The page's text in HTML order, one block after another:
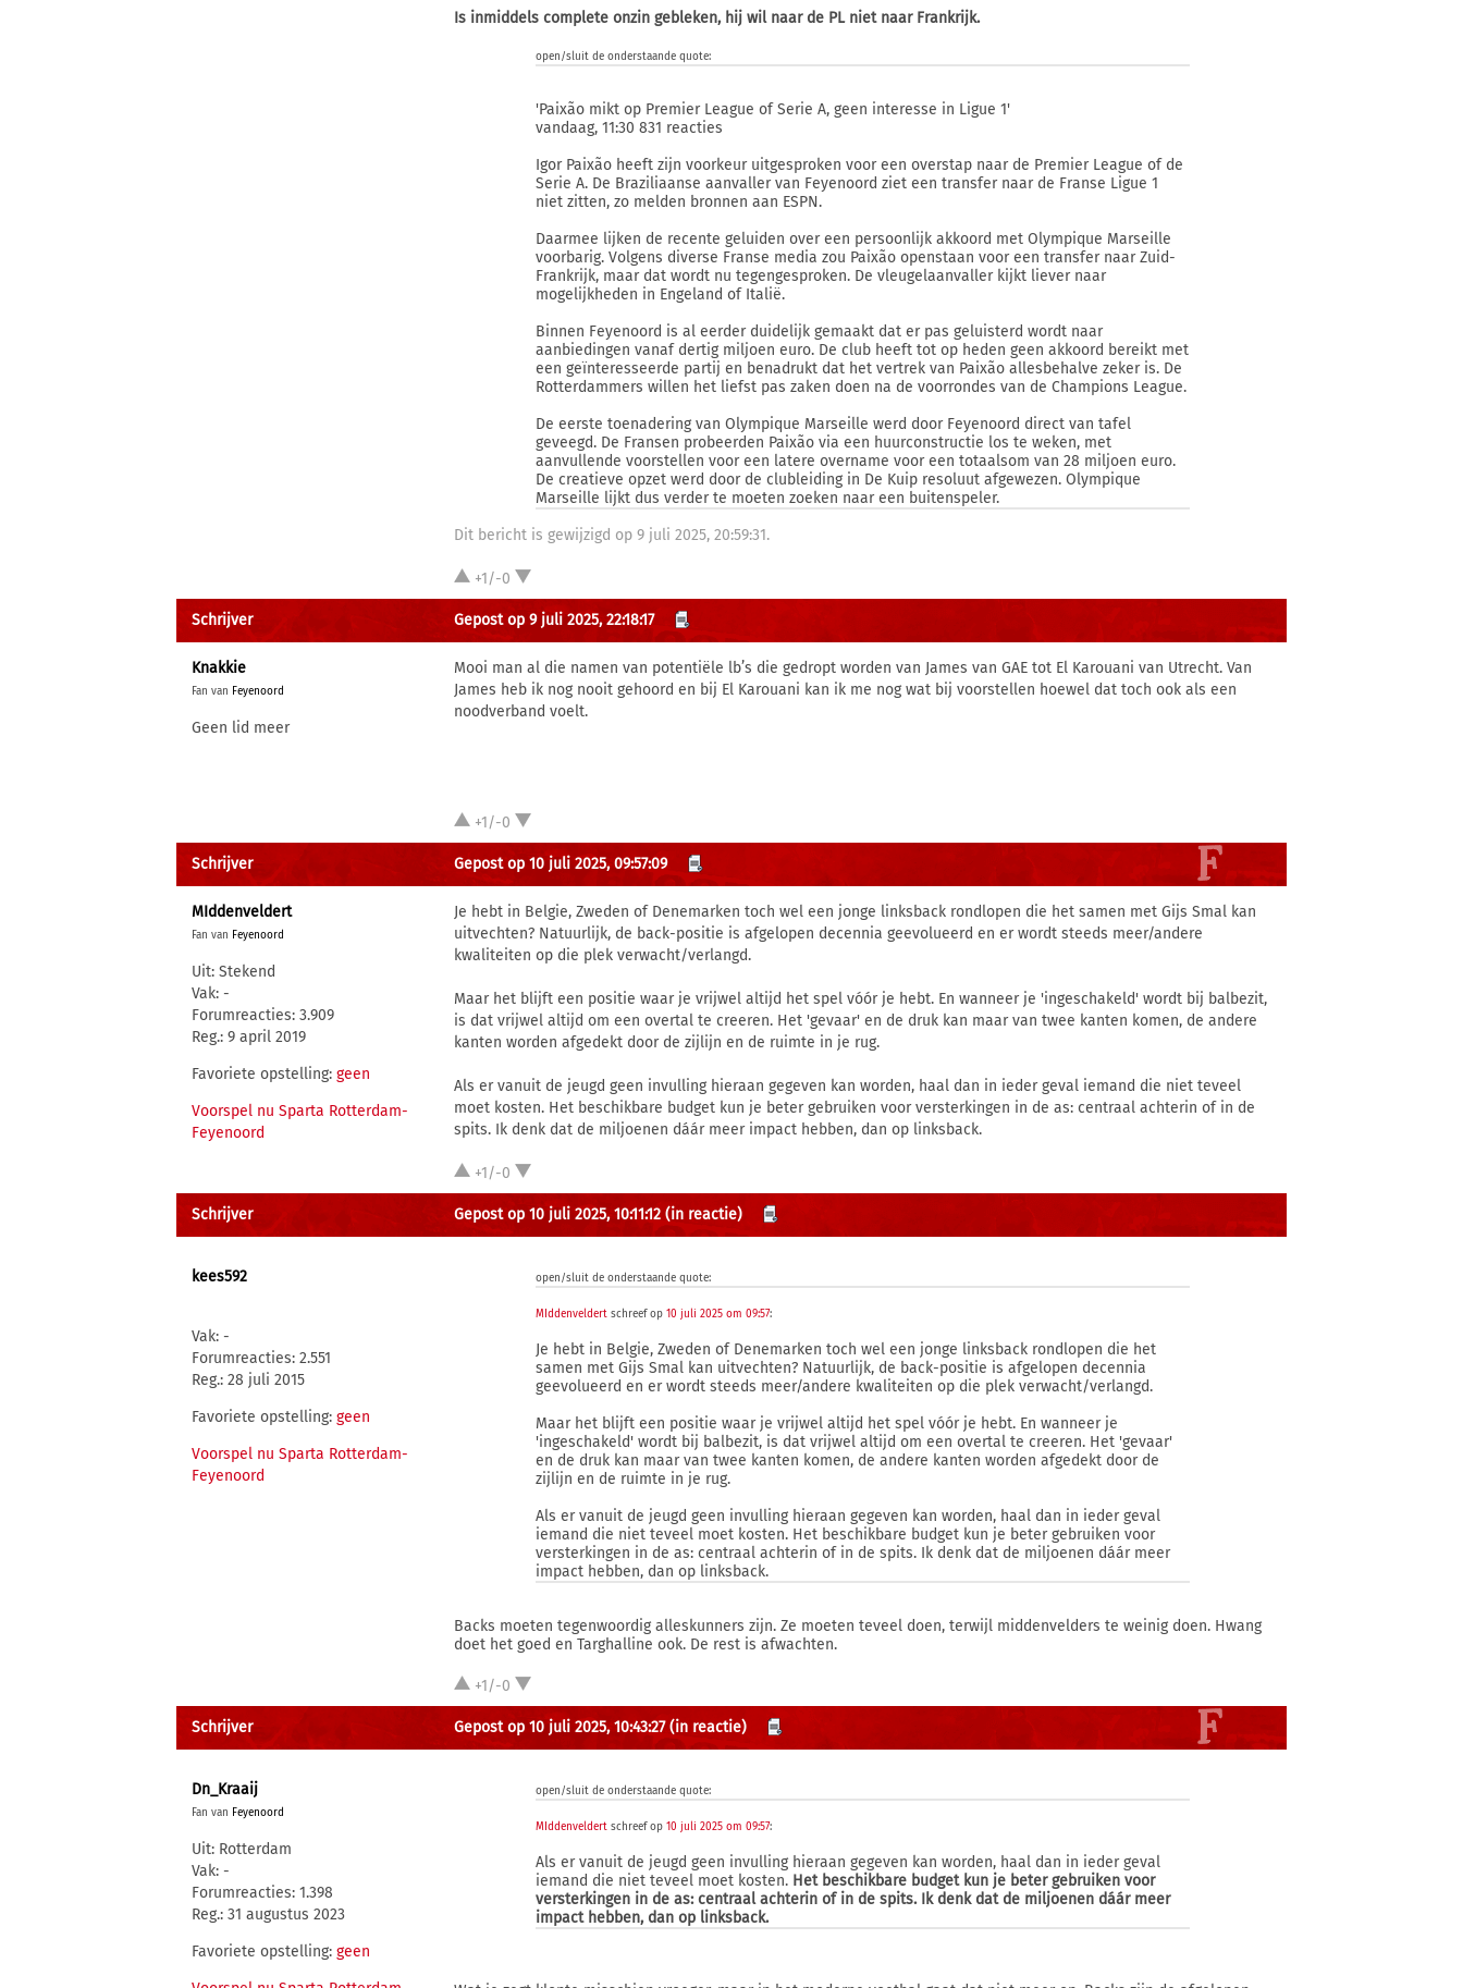
Is inmiddels complete onzin gebleken, hij wil naar de PL niet naar Frankrijk.
open/sluit de onderstaande quote:
'Paixão mikt op Premier League of Serie A, geen interesse in Ligue 1'
vandaag, 11:30 831 reacties
Igor Paixão heeft zijn voorkeur uitgesproken voor een overstap naar de Premier League of de
Serie A. De Braziliaanse aanvaller van Feyenoord ziet een transfer naar de Franse Ligue 1
niet zitten, zo melden bronnen aan ESPN.
Daarmee lijken de recente geluiden over een persoonlijk akkoord met Olympique Marseille
voorbarig. Volgens diverse Franse media zou Paixão openstaan voor een transfer naar Zuid-
Frankrijk, maar dat wordt nu tegengesproken. De vleugelaanvaller kijkt liever naar
mogelijkheden in Engeland of Italië.
Binnen Feyenoord is al eerder duidelijk gemaakt dat er pas geluisterd wordt naar
aanbiedingen vanaf dertig miljoen euro. De club heeft tot op heden geen akkoord bereikt met
een geïnteresseerde partij en benadrukt dat het vertrek van Paixão allesbehalve zeker is. De
Rotterdammers willen het liefst pas zaken doen na de voorrondes van de Champions League.
De eerste toenadering van Olympique Marseille werd door Feyenoord direct van tafel
geveegd. De Fransen probeerden Paixão via een huurconstructie los te weken, met
aanvullende voorstellen voor een latere overname voor een totaalsom van 28 miljoen euro.
De creatieve opzet werd door de clubleiding in De Kuip resoluut afgewezen. Olympique
Marseille lijkt dus verder te moeten zoeken naar een buitenspeler.
Dit bericht is gewijzigd op 9 juli 2025, 20:59:31.
+1/-0
Schrijver Gepost op 9 juli 2025, 22:18:17
Knakkie
Fan van Feyenoord
Geen lid meer
Mooi man al die namen van potentiële lb’s die gedropt worden van James van GAE tot El Karouani van Utrecht. Van
James heb ik nog nooit gehoord en bij El Karouani kan ik me nog wat bij voorstellen hoewel dat toch ook als een
noodverband voelt.
+1/-0
Schrijver Gepost op 10 juli 2025, 09:57:09
MIddenveldert
Fan van Feyenoord
Uit: Stekend
Vak: -
Forumreacties: 3.909
Reg.: 9 april 2019
Favoriete opstelling: geen
Voorspel nu Sparta Rotterdam-
Feyenoord
Je hebt in Belgie, Zweden of Denemarken toch wel een jonge linksback rondlopen die het samen met Gijs Smal kan
uitvechten? Natuurlijk, de back-positie is afgelopen decennia geevolueerd en er wordt steeds meer/andere
kwaliteiten op die plek verwacht/verlangd.
Maar het blijft een positie waar je vrijwel altijd het spel vóór je hebt. En wanneer je 'ingeschakeld' wordt bij balbezit,
is dat vrijwel altijd om een overtal te creeren. Het 'gevaar' en de druk kan maar van twee kanten komen, de andere
kanten worden afgedekt door de zijlijn en de ruimte in je rug.
Als er vanuit de jeugd geen invulling hieraan gegeven kan worden, haal dan in ieder geval iemand die niet teveel
moet kosten. Het beschikbare budget kun je beter gebruiken voor versterkingen in de as: centraal achterin of in de
spits. Ik denk dat de miljoenen dáár meer impact hebben, dan op linksback.
+1/-0
Schrijver Gepost op 10 juli 2025, 10:11:12 (in reactie)
kees592
Vak: -
Forumreacties: 2.551
Reg.: 28 juli 2015
Favoriete opstelling: geen
Voorspel nu Sparta Rotterdam-
Feyenoord
open/sluit de onderstaande quote:
MIddenveldert schreef op10 juli 2025 om 09:57:
Je hebt in Belgie, Zweden of Denemarken toch wel een jonge linksback rondlopen die het
samen met Gijs Smal kan uitvechten? Natuurlijk, de back-positie is afgelopen decennia
geevolueerd en er wordt steeds meer/andere kwaliteiten op die plek verwacht/verlangd.
Maar het blijft een positie waar je vrijwel altijd het spel vóór je hebt. En wanneer je
'ingeschakeld' wordt bij balbezit, is dat vrijwel altijd om een overtal te creeren. Het 'gevaar'
en de druk kan maar van twee kanten komen, de andere kanten worden afgedekt door de
zijlijn en de ruimte in je rug.
Als er vanuit de jeugd geen invulling hieraan gegeven kan worden, haal dan in ieder geval
iemand die niet teveel moet kosten. Het beschikbare budget kun je beter gebruiken voor
versterkingen in de as: centraal achterin of in de spits. Ik denk dat de miljoenen dáár meer
impact hebben, dan op linksback.
Backs moeten tegenwoordig alleskunners zijn. Ze moeten teveel doen, terwijl middenvelders te weinig doen. Hwang
doet het goed en Targhalline ook. De rest is afwachten.
+1/-0
Schrijver Gepost op 10 juli 2025, 10:43:27 (in reactie)
Dn_Kraaij
Fan van Feyenoord
Uit: Rotterdam
Vak: -
Forumreacties: 1.398
Reg.: 31 augustus 2023
Favoriete opstelling: geen
open/sluit de onderstaande quote:
MIddenveldert schreef op10 juli 2025 om 09:57:
Als er vanuit de jeugd geen invulling hieraan gegeven kan worden, haal dan in ieder geval
iemand die niet teveel moet kosten. Het beschikbare budget kun je beter gebruiken voor
versterkingen in de as: centraal achterin of in de spits. Ik denk dat de miljoenen dáár meer
impact hebben, dan op linksback.